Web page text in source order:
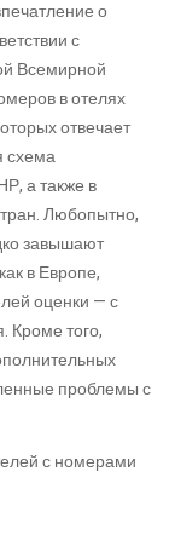
о
с
Всемирной
в отелях
отвечает
схема
а также в
Любопытно,
завышают
в Европе,
оценки — с
Кроме того,
проблемы с
с номерами